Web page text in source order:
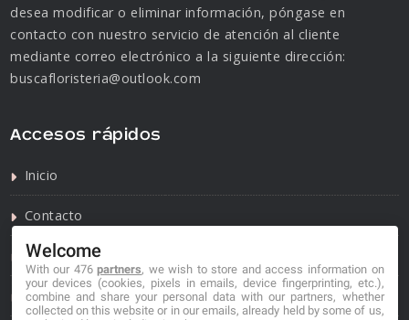
desea modificar o eliminar información, póngase en
contacto con nuestro servicio de atención al cliente
mediante correo electrónico a la siguiente dirección:
buscafloristeria@outlook.com
Accesos rápidos
Inicio
Contacto
Política de privacidad
Política de cookies
Welcome
With our 476partners, we wish to store and access information on
your devices (cookies, pixels in emails, device fingerprinting, etc.),
combine and share your personal data with our partners, whether
collected on this website or in our emails, already held by some of us,